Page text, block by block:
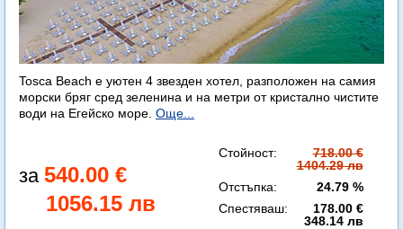
Tosca Beach е уютен 4 звезден хотел, разположен на самия
морски бряг сред зеленина и на метри от кристално чистите
води на Егейско море. Още...
540.00 €
1056.15 лв
Стойност:
718.00 €
1404.29 лв
Отстъпка:
24.79 %
Спестяваш:
178.00 €
348.14 лв